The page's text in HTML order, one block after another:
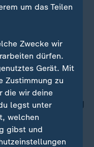
indes durch
unter 36 Jahren.
JA. Die
zum Einfluss der
deshalb:
wird langfristig
als die alte
um das Teilen
Zwecke wir
dürfen.
Gerät. Mit
Zustimmung zu
die wir deine
legst unter
welchen
gibst und